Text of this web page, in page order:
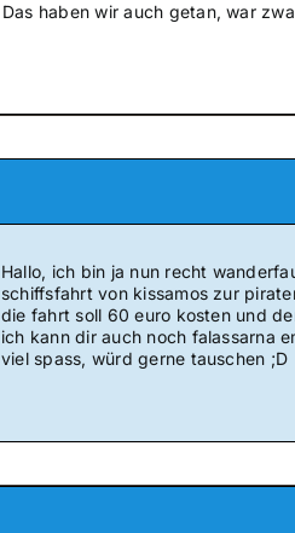
Das haben wir auch getan, war
Hallo, ich bin ja nun recht
schiffsfahrt von kissamos zur
die fahrt soll 60 euro kosten und
ich kann dir auch noch falassarna
viel spass, würd gerne tauschen ;D